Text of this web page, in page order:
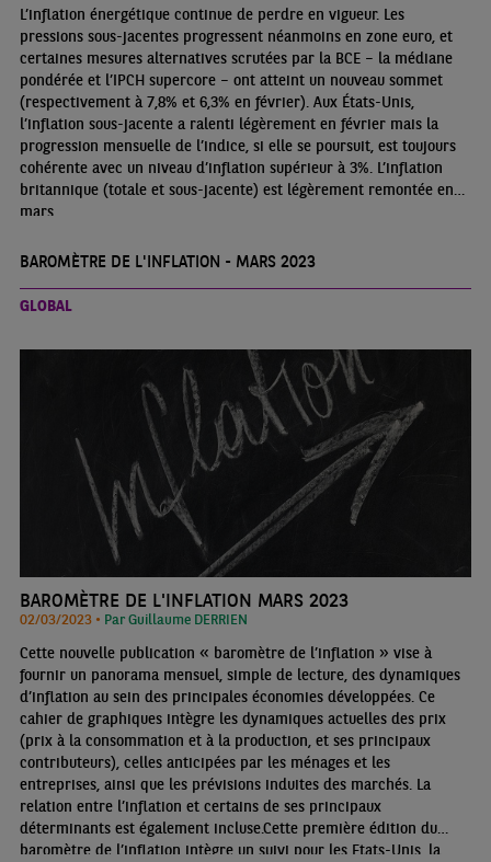
L’inflation énergétique continue de perdre en vigueur. Les
pressions sous-jacentes progressent néanmoins en zone euro, et
certaines mesures alternatives scrutées par la BCE – la médiane
pondérée et l’IPCH supercore – ont atteint un nouveau sommet
(respectivement à 7,8% et 6,3% en février). Aux États-Unis,
l’inflation sous-jacente a ralenti légèrement en février mais la
progression mensuelle de l’indice, si elle se poursuit, est toujours
cohérente avec un niveau d’inflation supérieur à 3%. L’inflation
britannique (totale et sous-jacente) est légèrement remontée en
mars.
BAROMÈTRE DE L'INFLATION - MARS 2023
GLOBAL
BAROMÈTRE DE L'INFLATION MARS 2023
02/03/2023 • Par Guillaume DERRIEN
Cette nouvelle publication « baromètre de l’inflation » vise à
fournir un panorama mensuel, simple de lecture, des dynamiques
d’inflation au sein des principales économies développées. Ce
cahier de graphiques intègre les dynamiques actuelles des prix
(prix à la consommation et à la production, et ses principaux
contributeurs), celles anticipées par les ménages et les
entreprises, ainsi que les prévisions induites des marchés. La
relation entre l’inflation et certains de ses principaux
déterminants est également incluse.Cette première édition du
baromètre de l’inflation intègre un suivi pour les Etats-Unis, la